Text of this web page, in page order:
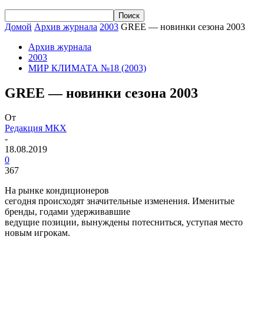
Домой Архив журнала 2003 GREE — новинки сезона 2003
Архив журнала
2003
МИР КЛИМАТА №18 (2003)
GREE — новинки сезона 2003
От
Редакция МКХ
-
18.08.2019
0
367
На рынке кондиционеров
сегодня происходят значительные изменения. Именитые
бренды, годами удерживавшие
ведущие позиции, вынуждены потесниться, уступая место
новым игрокам.